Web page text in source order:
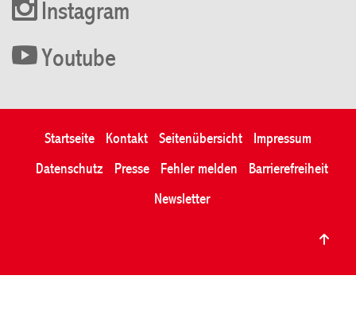
Instagram
Youtube
Startseite Kontakt Seitenübersicht
Impressum
Datenschutz
Presse Fehler melden
Barrierefreiheit
Newsletter